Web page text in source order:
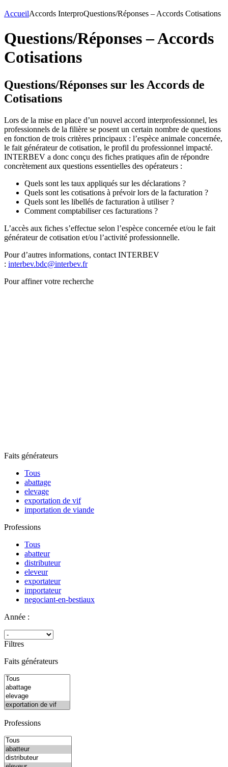
AccueilAccords InterproQuestions/Réponses – Accords Cotisations
Questions/Réponses – Accords
Cotisations
Questions/Réponses sur les Accords de
Cotisations
Lors de la mise en place d’un nouvel accord interprofessionnel, les
professionnels de la filière se posent un certain nombre de questions
en fonction de trois critères principaux : l’espèce animale concernée,
le fait générateur de cotisation, le profil du professionnel impacté.
INTERBEV a donc conçu des fiches pratiques afin de répondre
concrètement aux questions essentielles des opérateurs :
Quels sont les taux appliqués sur les déclarations ?
Quels sont les cotisations à prévoir lors de la facturation ?
Quels sont les libellés de facturation à utiliser ?
Comment comptabiliser ces facturations ?
L’accès aux fiches s’effectue selon l’espèce concernée et/ou le fait
générateur de cotisation et/ou l’activité professionnelle.
Pour d’autres informations, contact INTERBEV
: interbev.bdc@interbev.fr
Pour affiner votre recherche
Faits générateurs
Tous
abattage
elevage
exportation de vif
importation de viande
Professions
Tous
abatteur
distributeur
eleveur
exportateur
importateur
negociant-en-bestiaux
Année :
Filtres
Faits générateurs
Professions